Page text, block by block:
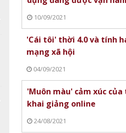
10/09/2021
'Cái tôi' thời 4.0 và tính
mạng xã hội
04/09/2021
'Muôn màu' cảm xúc
khai giảng online
24/08/2021